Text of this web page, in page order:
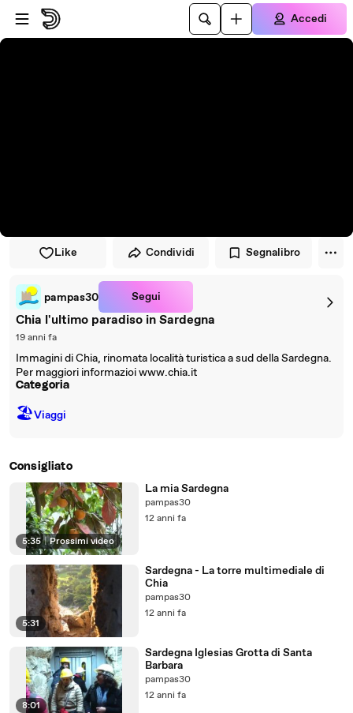
Vai al lettore
Passa al contenuto principale
Accedi
Like Condividi Segnalibro
pampas30 Segui
Chia l'ultimo paradiso in Sardegna
19 anni fa
Immagini di Chia, rinomata località turistica a sud della Sardegna.
Per maggiori informazioi www.chia.it
Categoria
🏖Viaggi
Consigliato
5:35 | Prossimi video
La mia Sardegna
pampas30
12 anni fa
5:31
Sardegna - La torre multimediale di
Chia
pampas30
12 anni fa
8:01
Sardegna Iglesias Grotta di Santa
Barbara
pampas30
12 anni fa